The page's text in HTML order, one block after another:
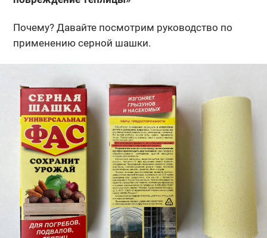
Почему? Давайте посмотрим руководство по
применению серной шашки.